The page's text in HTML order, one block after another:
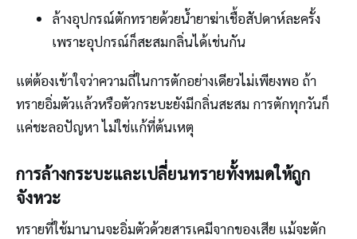
ล้างอุปกรณ์ตักทรายด้วยน้ำยาฆ่าเชื้อสัปดาห์ละครั้ง
เพราะอุปกรณ์ก็สะสมกลิ่นได้เช่นกัน
แต่ต้องเข้าใจว่าความถี่ในการตักอย่างเดียวไม่เพียงพอ ถ้า
ทรายอิ่มตัวแล้วหรือตัวกระบะยังมีกลิ่นสะสม การตักทุกวันก็
แค่ชะลอปัญหา ไม่ใช่แก้ที่ต้นเหตุ
การล้างกระบะและเปลี่ยนทรายทั้งหมดให้ถูก
จังหวะ
ทรายที่ใช้มานานจะอิ่มตัวด้วยสารเคมีจากของเสีย แม้จะตัก